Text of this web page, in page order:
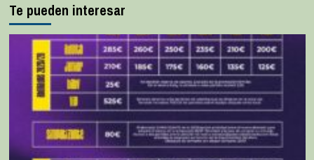
Te pueden interesar